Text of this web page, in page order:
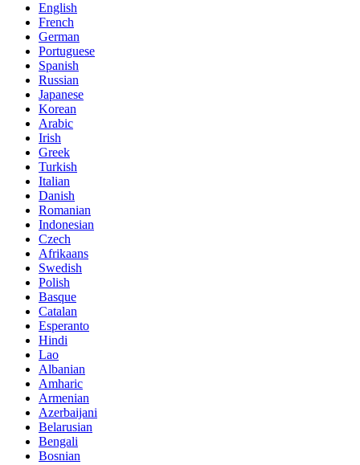
English
French
German
Portuguese
Spanish
Russian
Japanese
Korean
Arabic
Irish
Greek
Turkish
Italian
Danish
Romanian
Indonesian
Czech
Afrikaans
Swedish
Polish
Basque
Catalan
Esperanto
Hindi
Lao
Albanian
Amharic
Armenian
Azerbaijani
Belarusian
Bengali
Bosnian